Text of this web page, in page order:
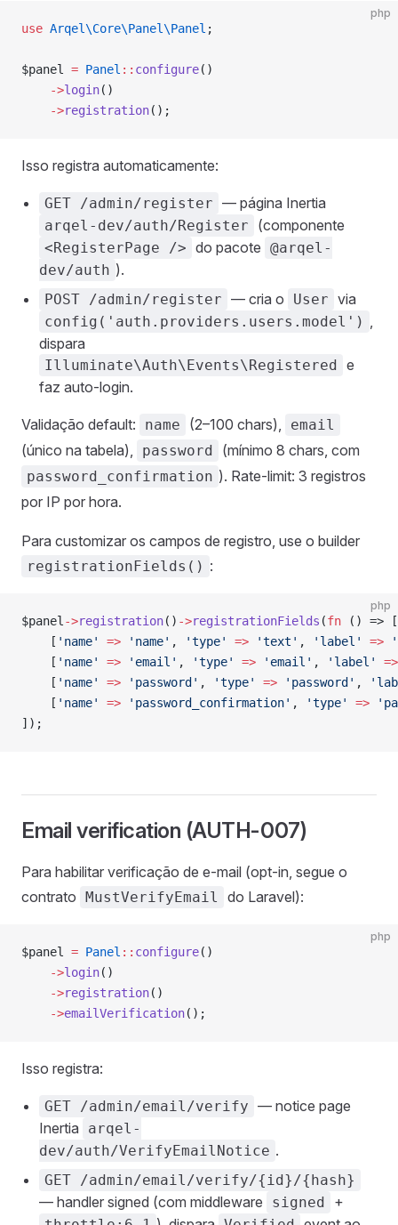
php
use Arqel\Core\Panel\Panel ;
$panel = Panel :: configure()
    ->
login()
    ->
registration();
Isso registra automaticamente:
GET /admin/register — página Inertia
arqel-dev/auth/Register (componente
<RegisterPage /> do pacote @arqel-
dev/auth ).
POST /admin/register — cria o User via
config('auth.providers.users.model') ,
dispara
Illuminate\Auth\Events\Registered e
faz auto-login.
Validação default: name (2–100 chars), email
(único na tabela), password (mínimo 8 chars, com
password_confirmation ). Rate-limit: 3 registros
por IP por hora.
Para customizar os campos de registro, use o builder
registrationFields() :
php
$panel ->registration() ->registrationFields (fn () => [
    [
'name' => 'name' , 'type' => 'text' , 'label' =>
    [
'name' => 'email' , 'type' => 'email' , 'label'
=>
    [
'name' => 'password' , 'type' => 'password' ,
    [
'name' => 'password_confirmation' , 'type' =>
]);
Email verification (AUTH-007)
Para habilitar verificação de e-mail (opt-in, segue o
contrato MustVerifyEmail do Laravel):
php
$panel = Panel :: configure()
    ->
login()
    ->
registration()
    ->
emailVerification();
Isso registra:
GET /admin/email/verify — notice page
Inertia
arqel-
dev/auth/VerifyEmailNotice .
GET /admin/email/verify/{id}/{hash}
— handler signed (com middleware signed +